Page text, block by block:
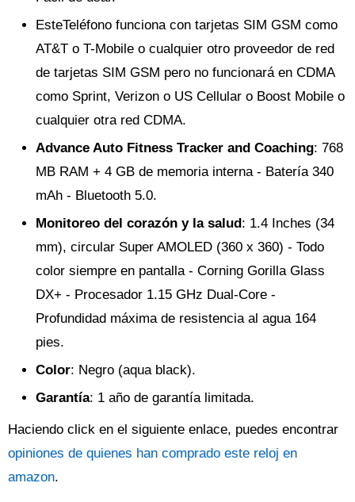
EsteTeléfono funciona con tarjetas SIM GSM como
AT&T o T-Mobile o cualquier otro proveedor de red
de tarjetas SIM GSM pero no funcionará en CDMA
como Sprint, Verizon o US Cellular o Boost Mobile o
cualquier otra red CDMA.
Advance Auto Fitness Tracker and Coaching: 768
MB RAM + 4 GB de memoria interna - Batería 340
mAh - Bluetooth 5.0.
Monitoreo del corazón y la salud : 1.4 Inches (34
mm), circular Super AMOLED (360 x 360) - Todo
color siempre en pantalla - Corning Gorilla Glass
DX+ - Procesador 1.15 GHz Dual-Core -
Profundidad máxima de resistencia al agua 164
pies.
Color: Negro (aqua black).
Garantía: 1 año de garantía limitada.
Haciendo click en el siguiente enlace, puedes encontrar
opiniones de quienes han comprado este reloj en
amazon.